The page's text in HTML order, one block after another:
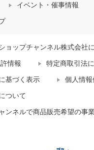
イベント・催事情報
ョップチャンネル株式会社
情報 特定商取引法
基づく表示 個人情報
ついて
ンネルで商品販売希望の事